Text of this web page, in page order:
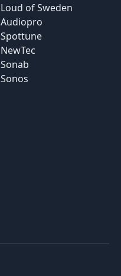
Loud of Sweden
Audiopro
Spottune
NewTec
Sonab
Sonos